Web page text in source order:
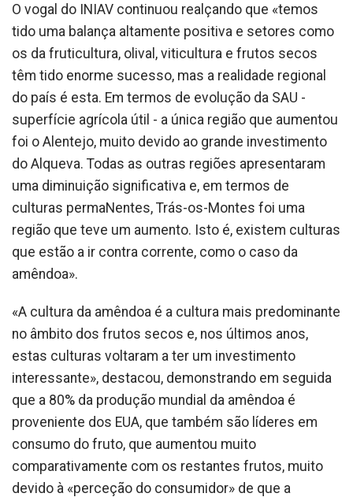
O vogal do INIAV continuou realçando que «temos
tido uma balança altamente positiva e setores como
os da fruticultura, olival, viticultura e frutos secos
têm tido enorme sucesso, mas a realidade regional
do país é esta. Em termos de evolução da SAU -
superfície agrícola útil - a única região que aumentou
foi o Alentejo, muito devido ao grande investimento
do Alqueva. Todas as outras regiões apresentaram
uma diminuição significativa e, em termos de
culturas permaNentes, Trás-os-Montes foi uma
região que teve um aumento. Isto é, existem culturas
que estão a ir contra corrente, como o caso da
amêndoa».
«A cultura da amêndoa é a cultura mais predominante
no âmbito dos frutos secos e, nos últimos anos,
estas culturas voltaram a ter um investimento
interessante», destacou, demonstrando em seguida
que a 80% da produção mundial da amêndoa é
proveniente dos EUA, que também são líderes em
consumo do fruto, que aumentou muito
comparativamente com os restantes frutos, muito
devido à «perceção do consumidor» de que a